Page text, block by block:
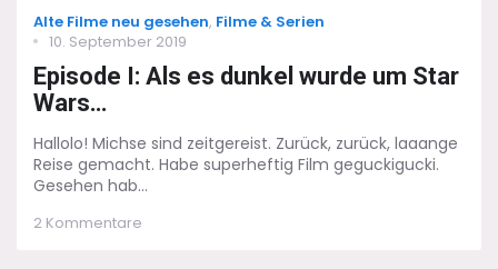
Categories
Alte Filme neu gesehen, Filme & Serien
Posted
on
10. September 2019
Episode I: Als es dunkel wurde um Star
Wars…
Hallolo! Michse sind zeitgereist. Zurück, zurück, laaange
Reise gemacht. Habe superheftig Film geguckigucki.
Gesehen hab...
2 Kommentare